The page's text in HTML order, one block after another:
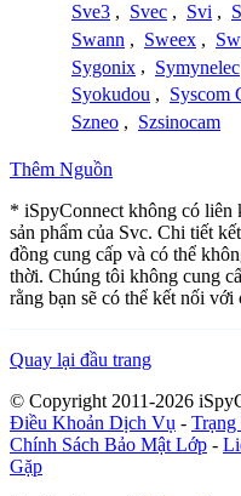
Sve3 , Svec , Svi ,
Swann , Sweex ,
Sygonix , Symynelec
Syokudou , Syscom
Szneo , Szsinocam
Thêm Nguồn
* iSpyConnect không có liên
sản phẩm của Svc. Chi tiết
đồng cung cấp và có thể
thời. Chúng tôi không cung
rằng bạn sẽ có thể kết nối
Quay lại đầu trang
© Copyright 2011-2026
Điều Khoản Dịch Vụ -
Chính Sách Bảo Mật Lớp -
Gặp